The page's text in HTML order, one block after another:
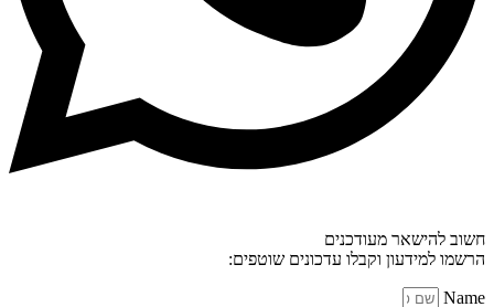
חשוב להישאר מעודכנים
הרשמו למידעון וקבלו עדכונים שוטפים:
Name